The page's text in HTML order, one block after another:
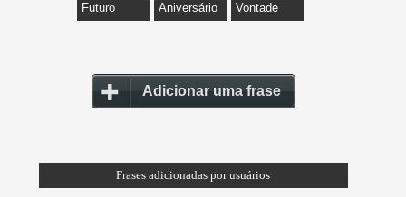
Futuro Aniversário Vontade
Adicionar uma frase
Frases adicionadas por usuários